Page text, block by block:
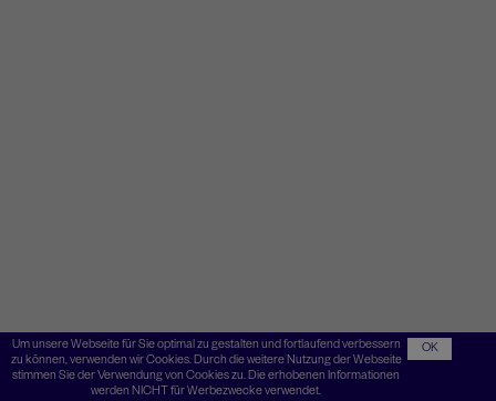
Um unsere Webseite für Sie optimal zu gestalten und fortlaufend verbessern
zu können, verwenden wir Cookies. Durch die weitere Nutzung der Webseite
stimmen Sie der Verwendung von Cookies zu. Die erhobenen Informationen
werden NICHT für Werbezwecke verwendet.
OK